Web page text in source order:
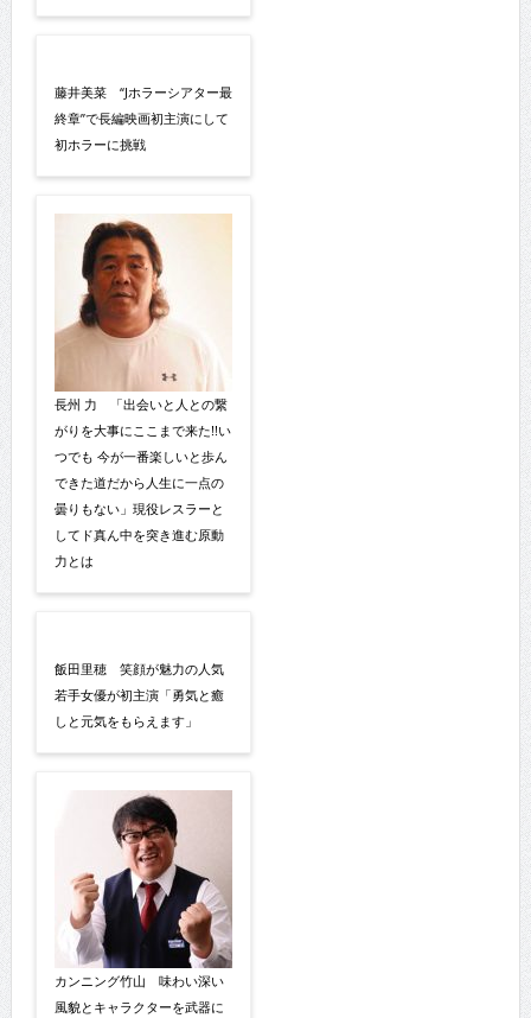
藤井美菜 “Jホラーシアター最
終章”で長編映画初主演にして
初ホラーに挑戦
長州 力 「出会いと人との繋
がりを大事にここまで来た!!い
つでも 今が一番楽しいと歩ん
できた道だから人生に一点の
曇りもない」現役レスラーと
してド真ん中を突き進む原動
力とは
飯田里穂 笑顔が魅力の人気
若手女優が初主演「勇気と癒
しと元気をもらえます」
カンニング竹山 味わい深い
風貌とキャラクターを武器に